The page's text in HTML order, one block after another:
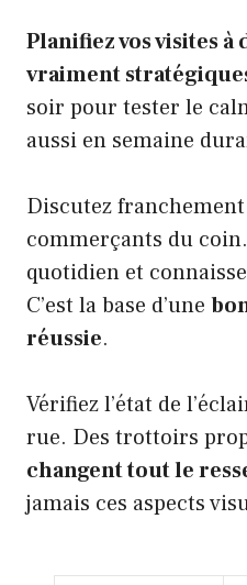
Planifiez vos visites à
vraiment
soir pour tester le
aussi en semaine
Discutez franchement
commerçants du
quotidien et
C’est la base d’une
réussie.
Vérifiez l’état de
rue. Des trottoirs
changent tout le
jamais ces aspects